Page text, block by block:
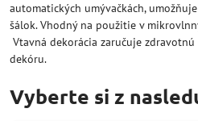
automatických umývačkách,
šálok. Vhodný na použitie v
Vtavná dekorácia zaručuje
dekóru.
Vyberte si z